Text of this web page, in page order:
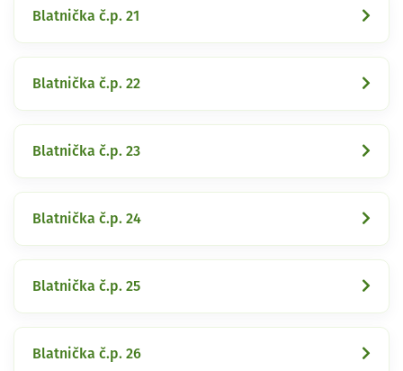
Blatnička č.p. 21
Blatnička č.p. 22
Blatnička č.p. 23
Blatnička č.p. 24
Blatnička č.p. 25
Blatnička č.p. 26